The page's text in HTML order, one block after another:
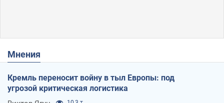
Мнения
Кремль переносит войну в тыл Европы: под
угрозой критическая логистика